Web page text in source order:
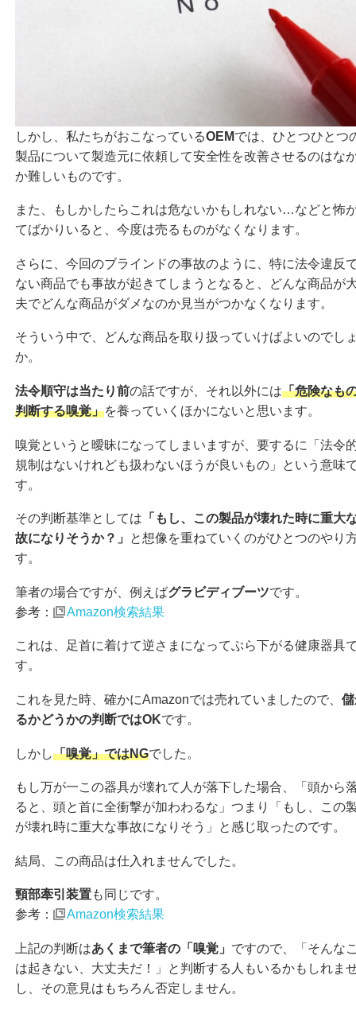
しかし、私たちがおこなっているOEMでは、ひとつひとつ
製品について製造元に依頼して安全性を改善させるのはな
か難しいものです。
また、もしかしたらこれは危ないかもしれない…などと怖
てばかりいると、今度は売るものがなくなります。
さらに、今回のブラインドの事故のように、特に法令違反
ない商品でも事故が起きてしまうとなると、どんな商品が
夫でどんな商品がダメなのか見当がつかなくなります。
そういう中で、どんな商品を取り扱っていけばよいのでし
か。
法令順守は当たり前の話ですが、それ以外には「危険なも
判断する嗅覚」を養っていくほかにないと思います。
嗅覚というと曖昧になってしまいますが、要するに「法令
規制はないけれども扱わないほうが良いもの」という意味
す。
その判断基準としては 「もし、この製品が壊れた時に重大
故になりそうか？」
と想像を重ねていくのがひとつのやり
す。
筆者の場合ですが、例えばグラビディブーツです。
参考：
Amazon検索結果
これは、足首に着けて逆さまになってぶら下がる健康器具
す。
これを見た時、確かにAmazonでは売れていましたので、
るかどうかの判断ではOKです。
しかし「嗅覚」ではNGでした。
もし万が一この器具が壊れて人が落下した場合、「頭から
ると、頭と首に全衝撃が加わわるな」つまり「もし、この
が壊れ時に重大な事故になりそう」と感じ取ったのです。
結局、この商品は仕入れませんでした。
頸部牽引装置も同じです。
参考：
Amazon検索結果
上記の判断はあくまで筆者の「嗅覚」 ですので、「そんな
は起きない、大丈夫だ！」と判断する人もいるかもしれま
し、その意見はもちろん否定しません。